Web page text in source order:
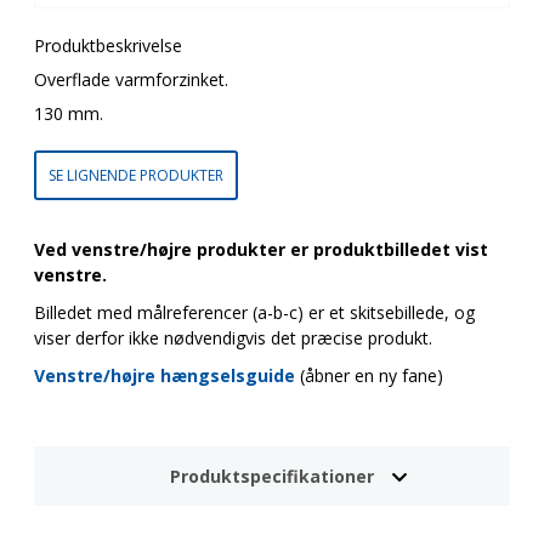
Produktbeskrivelse
Overflade varmforzinket.
130 mm.
SE LIGNENDE PRODUKTER
Ved venstre/højre produkter er produktbilledet vist
venstre.
Billedet med målreferencer (a-b-c) er et skitsebillede, og
viser derfor ikke nødvendigvis det præcise produkt.
Venstre/højre hængselsguide (åbner en ny fane)
Produktspecifikationer